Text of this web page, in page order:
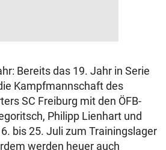
Bereits das 19. Jahr in Serie
Kampfmannschaft des
SC Freiburg mit den ÖFB-
Philipp Lienhart und
bis 25. Juli zum Trainingslager
werden heuer auch